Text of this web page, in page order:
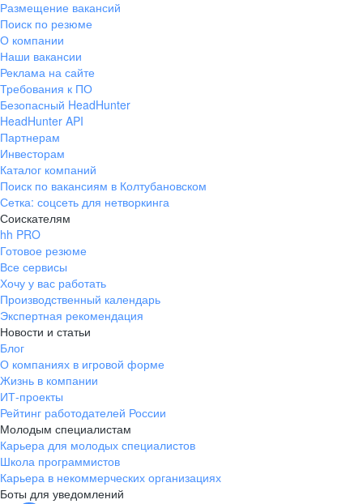
Размещение вакансий
Поиск по резюме
О компании
Наши вакансии
Реклама на сайте
Требования к ПО
Безопасный HeadHunter
HeadHunter API
Партнерам
Инвесторам
Каталог компаний
Поиск по вакансиям в Колтубановском
Сетка: соцсеть для нетворкинга
Соискателям
hh PRO
Готовое резюме
Все сервисы
Хочу у вас работать
Производственный календарь
Экспертная рекомендация
Новости и статьи
Блог
О компаниях в игровой форме
Жизнь в компании
ИТ-проекты
Рейтинг работодателей России
Молодым специалистам
Карьера для молодых специалистов
Школа программистов
Карьера в некоммерческих организациях
Боты для уведомлений